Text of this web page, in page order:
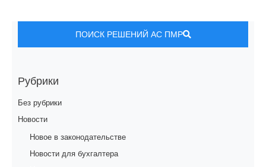
ПОИСК РЕШЕНИЙ АС ПМР
Рубрики
Без рубрики
Новости
Новое в законодательстве
Новости для бухгалтера